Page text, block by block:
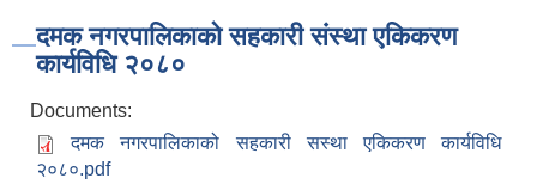
दमक नगरपालिकाको सहकारी संस्था एकिकरण
कार्यविधि २०८०
Documents:
दमक नगरपालिकाको सहकारी सस्था एकिकरण कार्यविधि
२०८०.pdf